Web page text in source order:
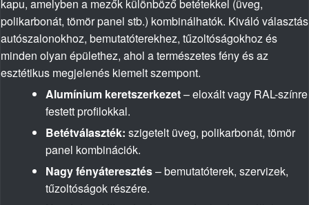
kapu, amelyben a mezők különböző betétekkel (üveg,
polikarbonát, tömör panel stb.) kombinálhatók. Kiváló választás
autószalonokhoz, bemutatóterekhez, tűzoltóságokhoz és
minden olyan épülethez, ahol a természetes fény és az
esztétikus megjelenés kiemelt szempont.
Alumínium keretszerkezet– eloxált vagy RAL-színre
festett profilokkal.
Betétválaszték: szigetelt üveg, polikarbonát, tömör
panel kombinációk.
Nagy fényáteresztés– bemutatóterek, szervizek,
tűzoltóságok részére.